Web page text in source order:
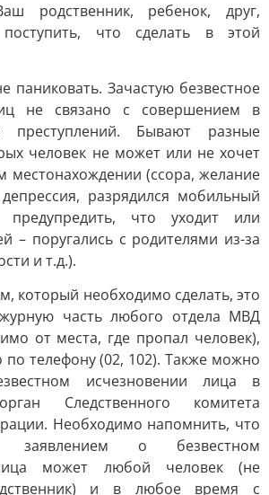
родственник, ребенок, друг,
что сделать в этой
паниковать. Зачастую безвестное
не связано с совершением в
преступлений. Бывают разные
человек не может или не хочет
местонахождении (ссора, желание
разрядился мобильный
предупредить, что уходит или
– поругались с родителями из-за
и т.д.).
который необходимо сделать, это
часть любого отдела МВД
от места, где пропал человек),
телефону (02, 102). Также можно
исчезновении лица в
Следственного комитета
Необходимо напомнить, что
заявлением о безвестном
может любой человек (не
и в любое время с